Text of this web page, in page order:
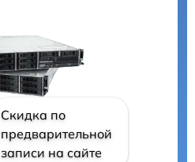
Скидка по
предварительной
записи на сайте